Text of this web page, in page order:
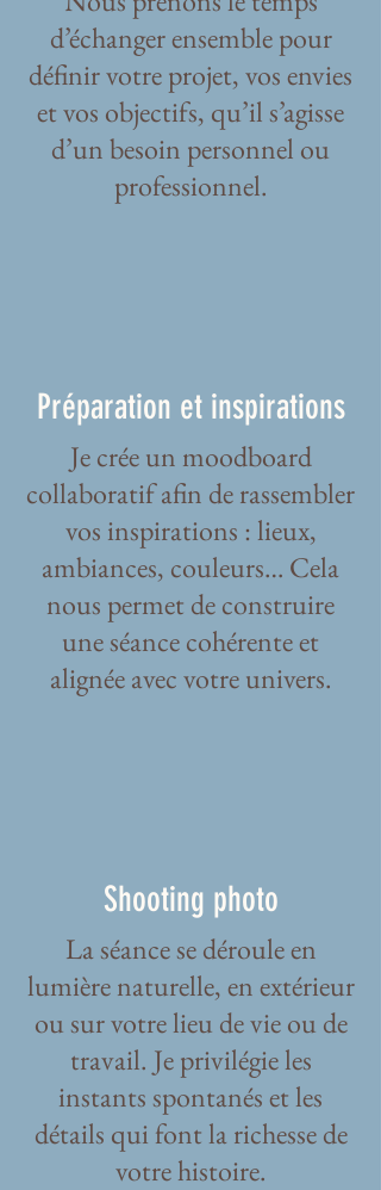
d’échanger ensemble pour
définir votre projet, vos envies
et vos objectifs, qu’il s’agisse
d’un besoin personnel ou
professionnel.
Préparation et inspirations
Je crée un moodboard
collaboratif afin de rassembler
vos inspirations : lieux,
ambiances, couleurs… Cela
nous permet de construire
une séance cohérente et
alignée avec votre univers.
Shooting photo
La séance se déroule en
lumière naturelle, en extérieur
ou sur votre lieu de vie ou de
travail. Je privilégie les
instants spontanés et les
détails qui font la richesse de
votre histoire.